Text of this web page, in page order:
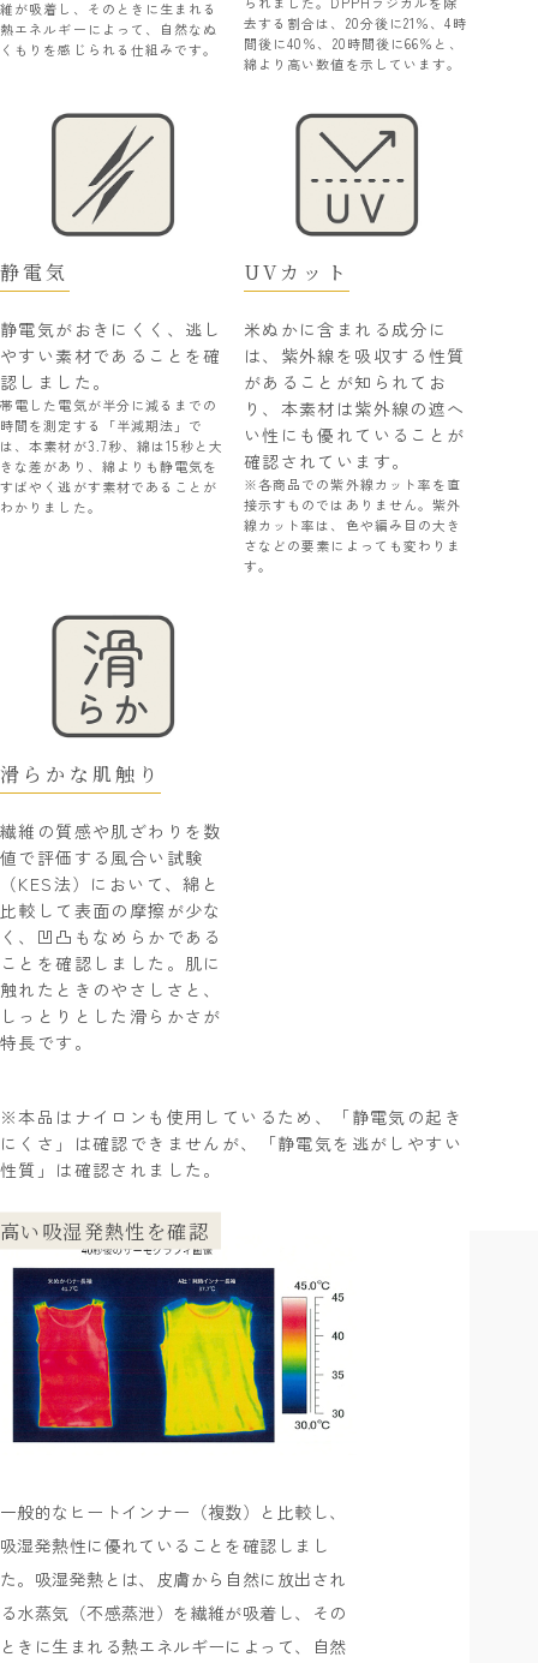
維が吸着し、そのときに生まれる
熱エネルギーによって、自然なぬ
くもりを感じられる仕組みです。
去する割合は、20分後に21％、4時
間後に40％、20時間後に66％と、
綿より高い数値を示しています。
静電気
静電気がおきにくく、逃し
やすい素材であることを確
認しました。
帯電した電気が半分に減るまでの
時間を測定する「半減期法」で
は、本素材が3.7秒、綿は15秒と大
きな差があり、綿よりも静電気を
すばやく逃がす素材であることが
わかりました。
UVカット
米ぬかに含まれる成分に
は、紫外線を吸収する性質
があることが知られてお
り、本素材は紫外線の遮へ
い性にも優れていることが
確認されています。
※各商品での紫外線カット率を直
接示すものではありません。紫外
線カット率は、色や編み目の大き
さなどの要素によっても変わりま
す。
滑らかな肌触り
繊維の質感や肌ざわりを数
値で評価する風合い試験
（KES法）において、綿と
比較して表面の摩擦が少な
く、凹凸もなめらかである
ことを確認しました。肌に
触れたときのやさしさと、
しっとりとした滑らかさが
特長です。
※本品はナイロンも使用しているため、「静電気の起き
にくさ」は確認できませんが、「静電気を逃がしやすい
性質」は確認されました。
高い吸湿発熱性を確認
一般的なヒートインナー（複数）と比較し、
吸湿発熱性に優れていることを確認しまし
た。吸湿発熱とは、皮膚から自然に放出され
る水蒸気（不感蒸泄）を繊維が吸着し、その
ときに生まれる熱エネルギーによって、自然